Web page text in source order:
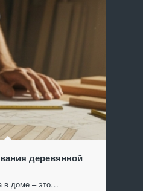
деревянной
в доме – это…